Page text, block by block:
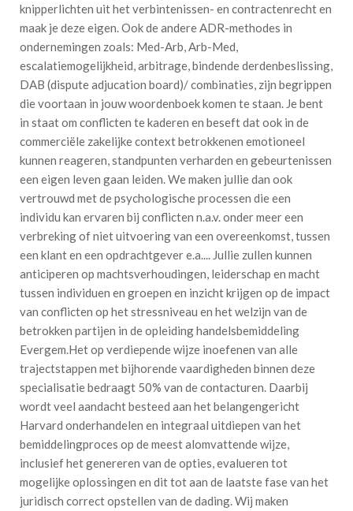
knipperlichten uit het verbintenissen- en contractenrecht en
maak je deze eigen. Ook de andere ADR-methodes in
ondernemingen zoals: Med-Arb, Arb-Med,
escalatiemogelijkheid, arbitrage, bindende derdenbeslissing,
DAB (dispute adjucation board)/ combinaties, zijn begrippen
die voortaan in jouw woordenboek komen te staan. Je bent
in staat om conflicten te kaderen en beseft dat ook in de
commerciële zakelijke context betrokkenen emotioneel
kunnen reageren, standpunten verharden en gebeurtenissen
een eigen leven gaan leiden. We maken jullie dan ook
vertrouwd met de psychologische processen die een
individu kan ervaren bij conflicten n.a.v. onder meer een
verbreking of niet uitvoering van een overeenkomst, tussen
een klant en een opdrachtgever e.a.... Jullie zullen kunnen
anticiperen op machtsverhoudingen, leiderschap en macht
tussen individuen en groepen en inzicht krijgen op de impact
van conflicten op het stressniveau en het welzijn van de
betrokken partijen in de opleiding handelsbemiddeling
Evergem.Het op verdiepende wijze inoefenen van alle
trajectstappen met bijhorende vaardigheden binnen deze
specialisatie bedraagt 50% van de contacturen. Daarbij
wordt veel aandacht besteed aan het belangengericht
Harvard onderhandelen en integraal uitdiepen van het
bemiddelingproces op de meest alomvattende wijze,
inclusief het genereren van de opties, evalueren tot
mogelijke oplossingen en dit tot aan de laatste fase van het
juridisch correct opstellen van de dading. Wij maken